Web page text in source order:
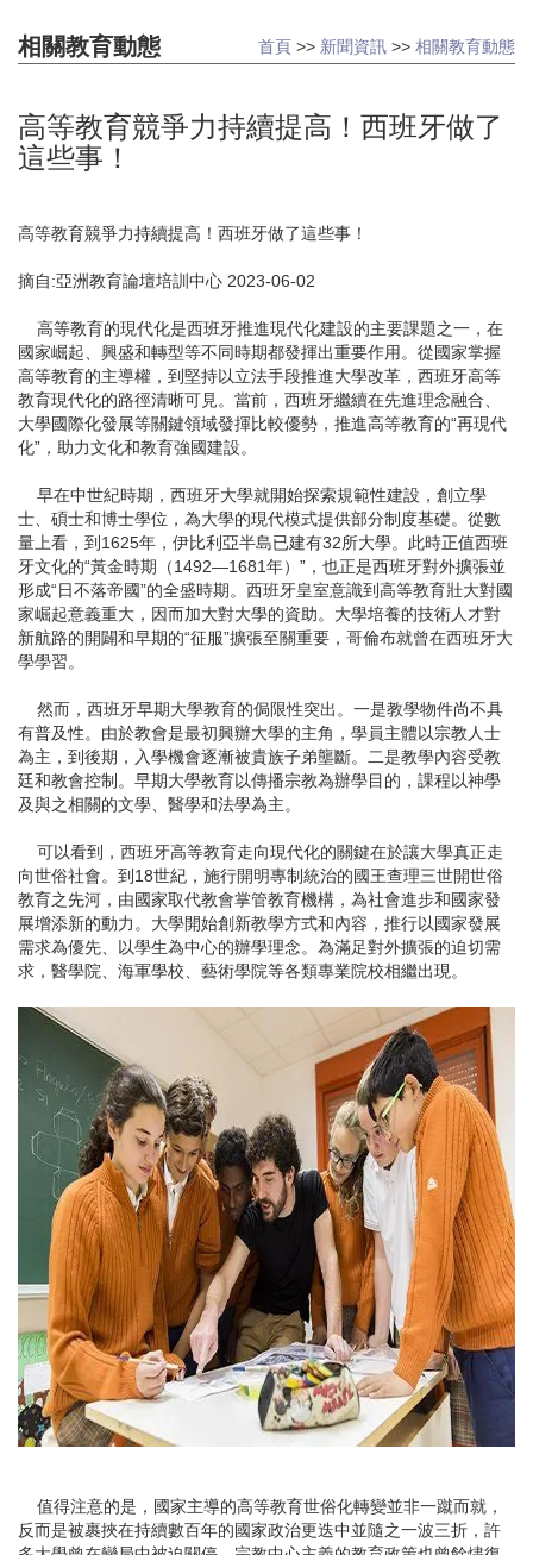
相關教育動態 首頁 >> 新聞資訊 >> 相關教育動態
高等教育競爭力持續提高！西班牙做了
這些事！
高等教育競爭力持續提高！西班牙做了這些事！
摘自:亞洲教育論壇培訓中心 2023-06-02
高等教育的現代化是西班牙推進現代化建設的主要課題之一，在
國家崛起、興盛和轉型等不同時期都發揮出重要作用。從國家掌握
高等教育的主導權，到堅持以立法手段推進大學改革，西班牙高等
教育現代化的路徑清晰可見。當前，西班牙繼續在先進理念融合、
大學國際化發展等關鍵領域發揮比較優勢，推進高等教育的“再現代
化”，助力文化和教育強國建設。
早在中世紀時期，西班牙大學就開始探索規範性建設，創立學
士、碩士和博士學位，為大學的現代模式提供部分制度基礎。從數
量上看，到1625年，伊比利亞半島已建有32所大學。此時正值西班
牙文化的“黃金時期（1492—1681年）”，也正是西班牙對外擴張並
形成“日不落帝國”的全盛時期。西班牙皇室意識到高等教育壯大對國
家崛起意義重大，因而加大對大學的資助。大學培養的技術人才對
新航路的開闢和早期的“征服”擴張至關重要，哥倫布就曾在西班牙大
學學習。
然而，西班牙早期大學教育的侷限性突出。一是教學物件尚不具
有普及性。由於教會是最初興辦大學的主角，學員主體以宗教人士
為主，到後期，入學機會逐漸被貴族子弟壟斷。二是教學內容受教
廷和教會控制。早期大學教育以傳播宗教為辦學目的，課程以神學
及與之相關的文學、醫學和法學為主。
可以看到，西班牙高等教育走向現代化的關鍵在於讓大學真正走
向世俗社會。到18世紀，施行開明專制統治的國王查理三世開世俗
教育之先河，由國家取代教會掌管教育機構，為社會進步和國家發
展增添新的動力。大學開始創新教學方式和內容，推行以國家發展
需求為優先、以學生為中心的辦學理念。為滿足對外擴張的迫切需
求，醫學院、海軍學校、藝術學院等各類專業院校相繼出現。
值得注意的是，國家主導的高等教育世俗化轉變並非一蹴而就，
反而是被裹挾在持續數百年的國家政治更迭中並隨之一波三折，許